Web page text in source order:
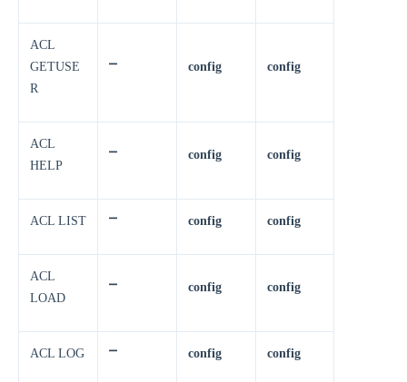
ACL
GETUSE
R
⎻ config config
ACL
HELP
⎻ config config
ACL LIST ⎻ config config
ACL
LOAD
⎻ config config
ACL LOG ⎻ config config